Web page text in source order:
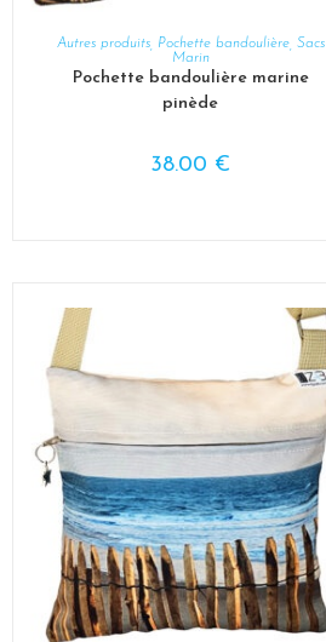
AJOUTER AU PANIER
Autres produits, Pochette bandoulière, Sacs
Marin
Pochette bandoulière marine
pinède
38.00 €